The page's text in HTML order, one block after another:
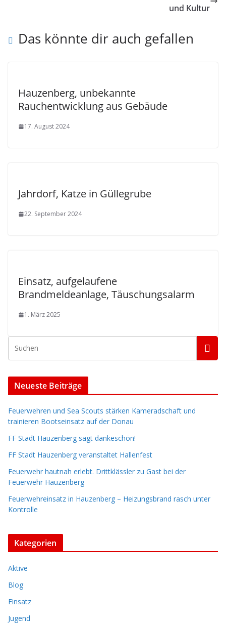
und Kultur
Das könnte dir auch gefallen
Hauzenberg, unbekannte
Rauchentwicklung aus Gebäude
17. August 2024
Jahrdorf, Katze in Güllegrube
22. September 2024
Einsatz, aufgelaufene
Brandmeldeanlage, Täuschungsalarm
1. März 2025
Neueste Beiträge
Feuerwehren und Sea Scouts stärken Kameradschaft und
trainieren Bootseinsatz auf der Donau
FF Stadt Hauzenberg sagt dankeschön!
FF Stadt Hauzenberg veranstaltet Hallenfest
Feuerwehr hautnah erlebt. Drittklässler zu Gast bei der
Feuerwehr Hauzenberg
Feuerwehreinsatz in Hauzenberg – Heizungsbrand rasch unter
Kontrolle
Kategorien
Aktive
Blog
Einsatz
Jugend